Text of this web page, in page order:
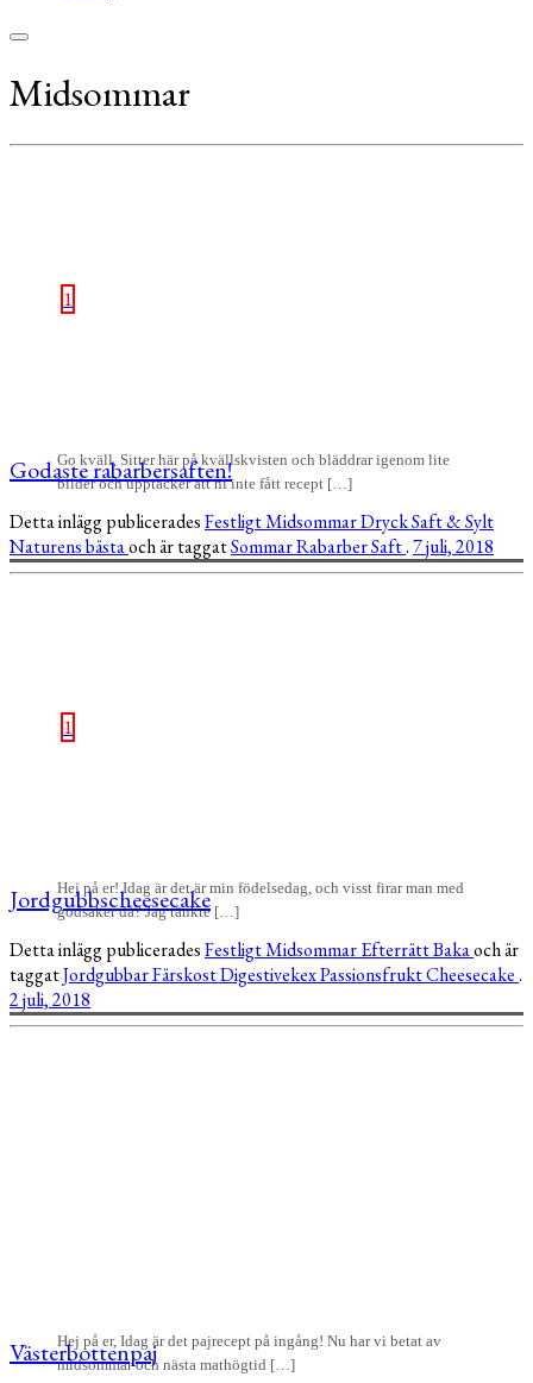
Midsommar
1
Go kväll, Sitter här på kvällskvisten och bläddrar igenom lite
bilder och upptäcker att ni inte fått recept […]
Godaste rabarbersaften!
Detta inlägg publiceradesFestligtMidsommarDryckSaft & Sylt
Naturens bästaoch är taggatSommarRabarberSaft.7 juli, 2018
1
Hej på er! Idag är det är min födelsedag, och visst firar man med
godsaker då? Jag tänkte […]
Jordgubbscheesecake
Detta inlägg publiceradesFestligtMidsommarEfterrättBakaoch är
taggatJordgubbarFärskostDigestivekexPassionsfruktCheesecake.
2 juli, 2018
Hej på er, Idag är det pajrecept på ingång! Nu har vi betat av
midsommar och nästa mathögtid […]
Västerbottenpaj